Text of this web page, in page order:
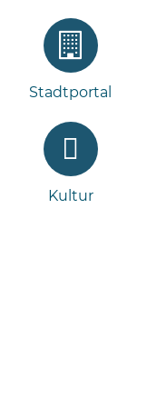
Stadtportal
Kultur